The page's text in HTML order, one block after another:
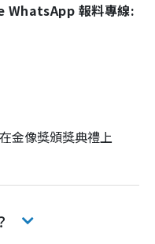
WhatsApp 報料專線:
金像獎頒獎典禮上